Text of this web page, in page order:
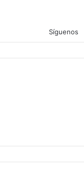
Síguenos